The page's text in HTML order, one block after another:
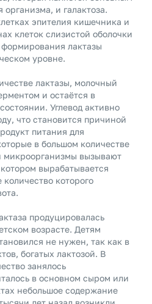
и галактоза.
эпителия кишечника и
клеток слизистой оболочки
лактазы
уровне.
лактазы, молочный
и остаётся в
Углевод активно
что становится причиной
питания для
в большом количестве
микроорганизмы вызывают
вырабатывается
которого
продуцировалась
возрасте. Детям
не нужен, так как в
богатых лактозой. В
занялось
в основном сыром или
небольшое содержание